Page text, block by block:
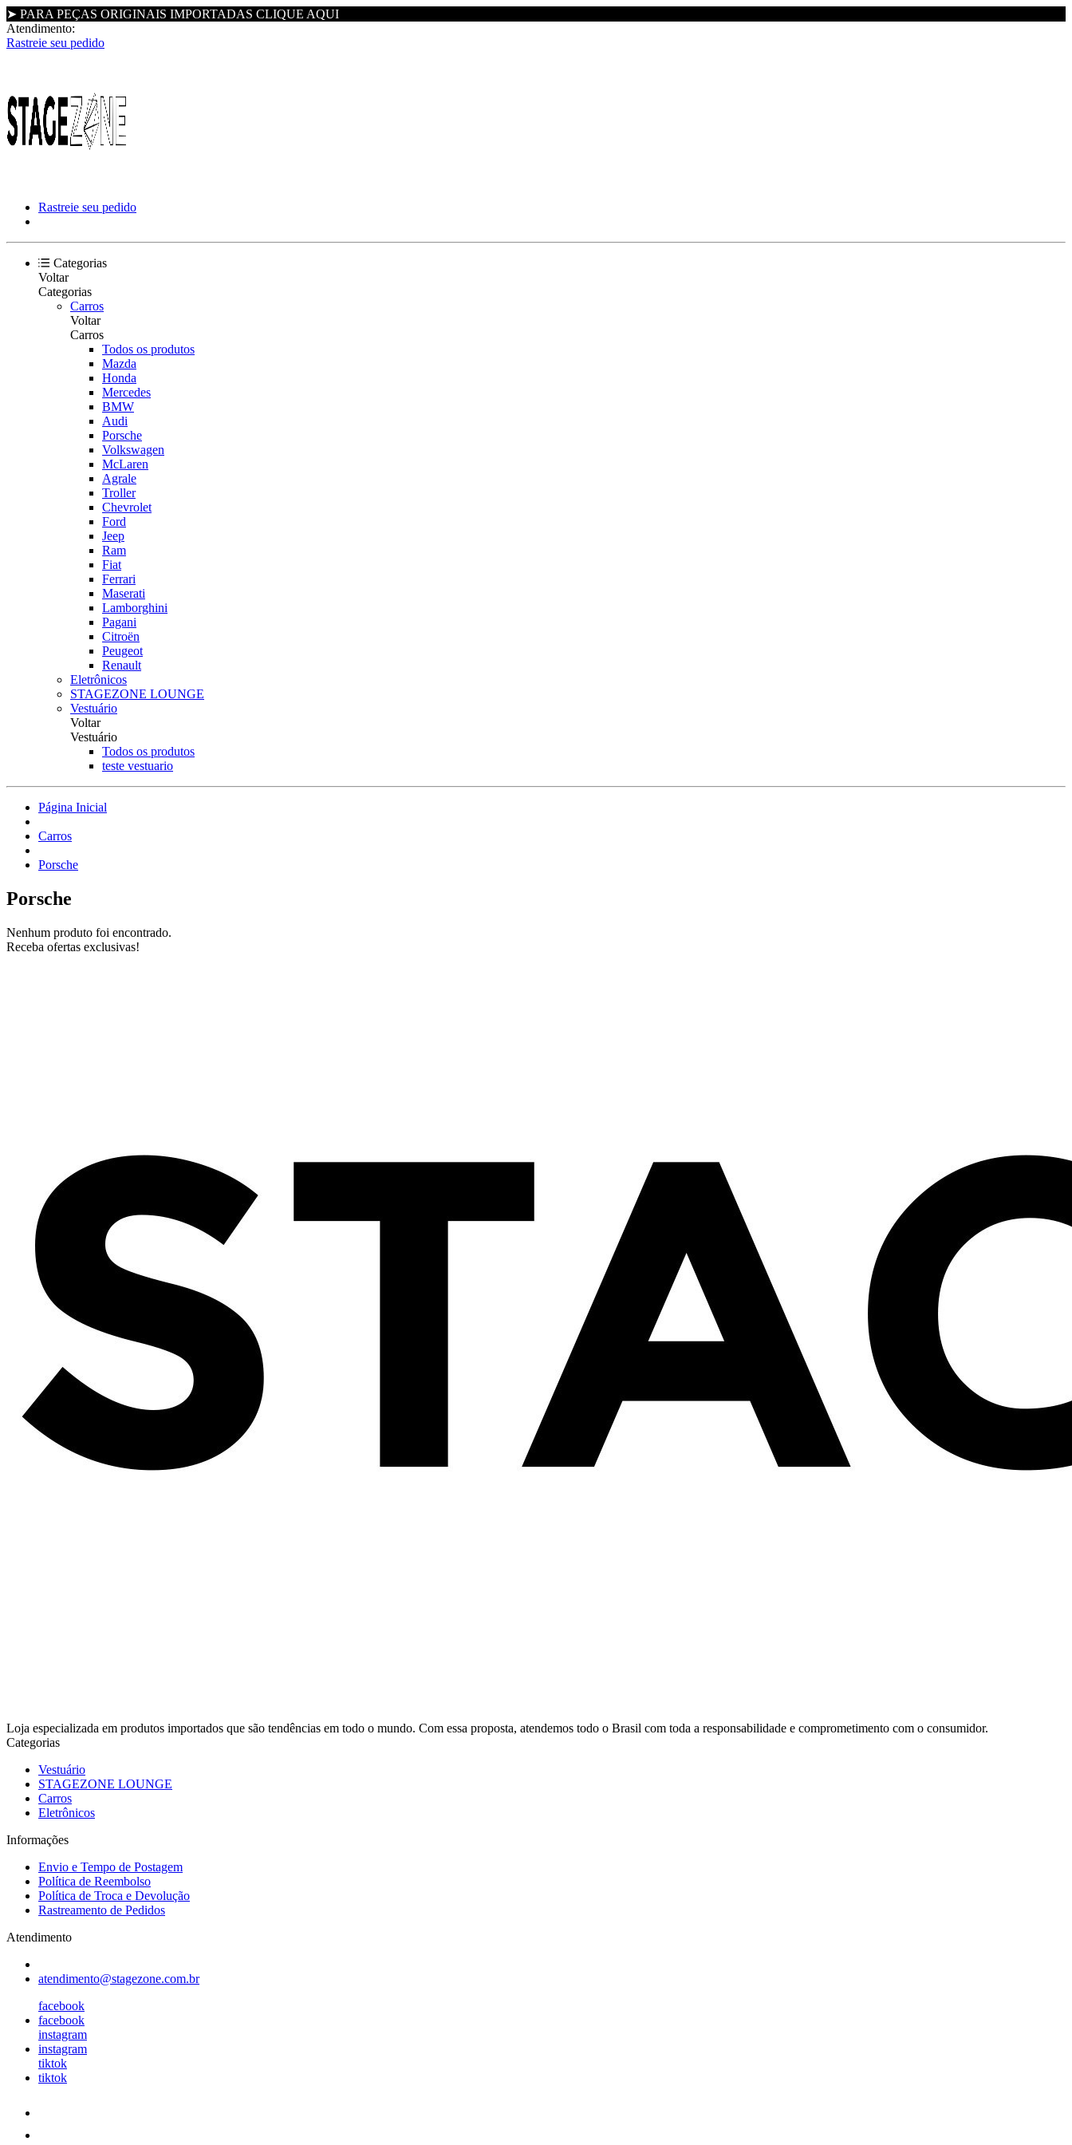
➤ PARA PEÇAS ORIGINAIS IMPORTADAS CLIQUE AQUI
Atendimento:
Rastreie seu pedido
Rastreie seu pedido
Categorias
Voltar
Categorias
Carros
Voltar
Carros
Todos os produtos
Mazda
Honda
Mercedes
BMW
Audi
Porsche
Volkswagen
McLaren
Agrale
Troller
Chevrolet
Ford
Jeep
Ram
Fiat
Ferrari
Maserati
Lamborghini
Pagani
Citroën
Peugeot
Renault
Eletrônicos
STAGEZONE LOUNGE
Vestuário
Voltar
Vestuário
Todos os produtos
teste vestuario
Página Inicial
Carros
Porsche
Porsche
Nenhum produto foi encontrado.
Receba ofertas exclusivas!
Loja especializada em produtos importados que são tendências em todo o mundo. Com essa proposta, atendemos todo o Brasil com toda a responsabilidade e comprometimento com o consumidor.
Categorias
Vestuário
STAGEZONE LOUNGE
Carros
Eletrônicos
Informações
Envio e Tempo de Postagem
Política de Reembolso
Política de Troca e Devolução
Rastreamento de Pedidos
Atendimento
atendimento@stagezone.com.br
facebook
facebook
instagram
instagram
tiktok
tiktok